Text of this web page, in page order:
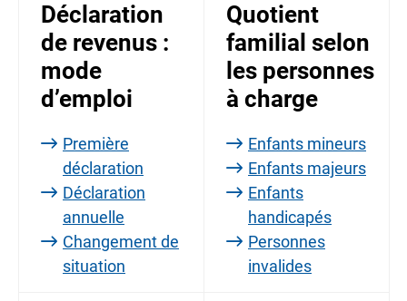
Déclaration
de revenus :
mode
d’emploi
Première
déclaration
Déclaration
annuelle
Changement de
situation
Quotient
familial selon
les personnes
à charge
Enfants mineurs
Enfants majeurs
Enfants
handicapés
Personnes
invalides